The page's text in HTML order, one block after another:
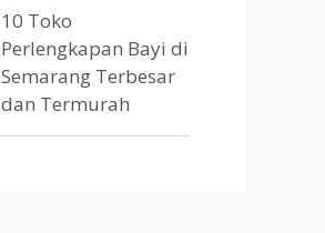
10 Toko
Perlengkapan Bayi di
Semarang Terbesar
dan Termurah